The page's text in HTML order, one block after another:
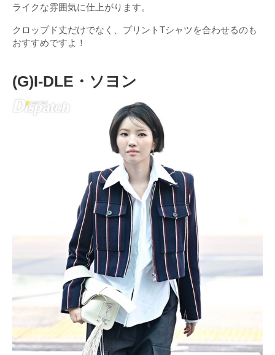
ライクな雰囲気に仕上がります。
クロップド丈だけでなく、プリントTシャツを合わせるのも
おすすめですよ！
(G)I-DLE・ソヨン